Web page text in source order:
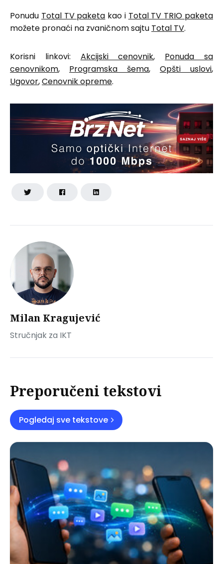
Milan Kragujević
Stručnjak za IKT
Ponudu Total TV paketa kao i Total TV TRIO paketa
možete pronaći na zvaničnom sajtu Total TV.
Korisni linkovi: Akcijski cenovnik, Ponuda sa
cenovnikom, Programska šema, Opšti uslovi,
Ugovor,Cenovnik opreme.
Preporučeni tekstovi
Pogledaj sve tekstove